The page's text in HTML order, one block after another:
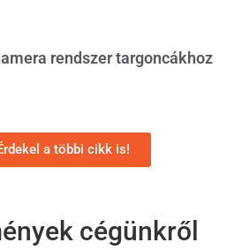
rendszer targoncákhoz
a többi cikk is!
cégünkről